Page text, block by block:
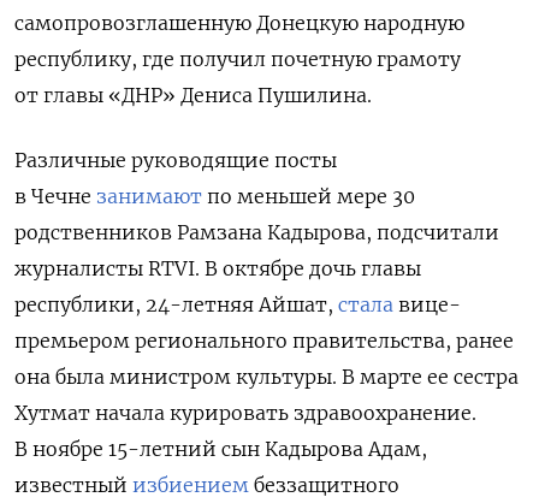
самопровозглашенную Донецкую народную
республику, где получил почетную грамоту
от главы «ДНР» Дениса Пушилина.
Различные руководящие посты
в Чечне занимают по меньшей мере 30
родственников Рамзана Кадырова, подсчитали
журналисты RTVI. В октябре дочь главы
республики, 24-летняя Айшат, стала вице-
премьером регионального правительства, ранее
она была министром культуры. В марте ее сестра
Хутмат начала курировать здравоохранение.
В ноябре 15-летний сын Кадырова Адам,
известный избиением беззащитного